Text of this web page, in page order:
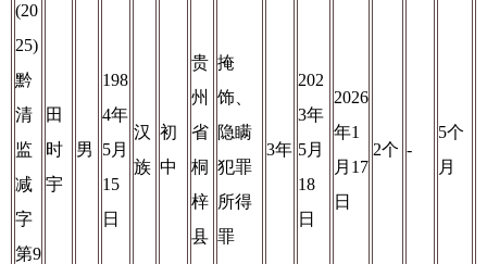
(20
25)
黔
清
监
减
字
第9
田
时
宇
男
198
4年
5月
15
日
汉
族
初
中
贵
州
省
桐
梓
县
掩
饰、
隐瞒
犯罪
所得
罪
3年
202
3年
5月
18
日
2026
年1
月17
日
2个 -
5个
月